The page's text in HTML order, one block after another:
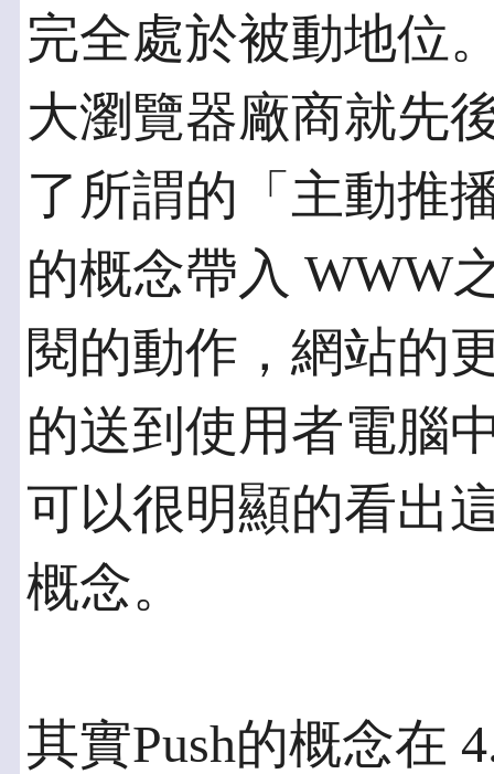
完全處於被動地位
大瀏覽器廠商就先
了所謂的「主動推
的概念帶入 WWW
閱的動作，網站的
的送到使用者電腦
可以很明顯的看出
概念。
其實Push的概念在